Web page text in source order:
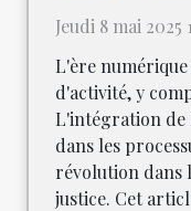
Jeudi 8 mai 2025
L'ère
d'activité, y
L'intégration
dans les
révolution dans
justice. Cet